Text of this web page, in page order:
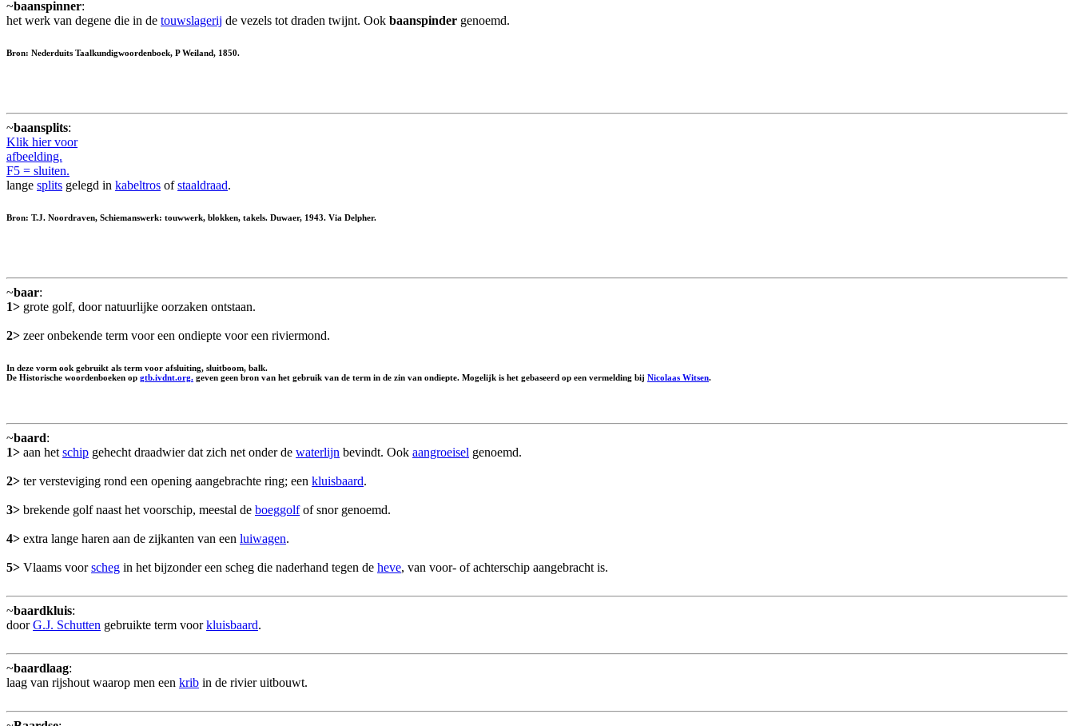
~baanspinner:
het werk van degene die in de touwslagerij de vezels tot draden twijnt. Ook baanspinder genoemd.
Bron: Nederduits Taalkundigwoordenboek, P Weiland, 1850.
~baansplits:
Klik hier voor
afbeelding.
F5 = sluiten.
lange splits gelegd in kabeltros ofstaaldraad.
Bron: T.J. Noordraven, Schiemanswerk: touwwerk, blokken, takels. Duwaer, 1943. Via Delpher.
~baar:
1> grote golf, door natuurlijke oorzaken ontstaan.
2> zeer onbekende term voor een ondiepte voor een riviermond.
In deze vorm ook gebruikt als term voor afsluiting, sluitboom, balk.
De Historische woordenboeken op gtb.ivdnt.org. geven geen bron van het gebruik van de term in de zin van ondiepte. Mogelijk is het gebaseerd op een vermelding bij Nicolaas Witsen.
~baard:
1> aan het schip gehecht draadwier dat zich net onder de waterlijn bevindt. Ook aangroeisel genoemd.
2> ter versteviging rond een opening aangebrachte ring; een kluisbaard.
3> brekende golf naast het voorschip, meestal de boeggolfof snor genoemd.
4> extra lange haren aan de zijkanten van een luiwagen.
5> Vlaams voorscheg in het bijzonder een scheg die naderhand tegen de heve, van voor- of achterschip aangebracht is.
~baardkluis:
doorG.J. Schutten gebruikte term voorkluisbaard.
~baardlaag:
laag van rijshout waarop men een krib in de rivier uitbouwt.